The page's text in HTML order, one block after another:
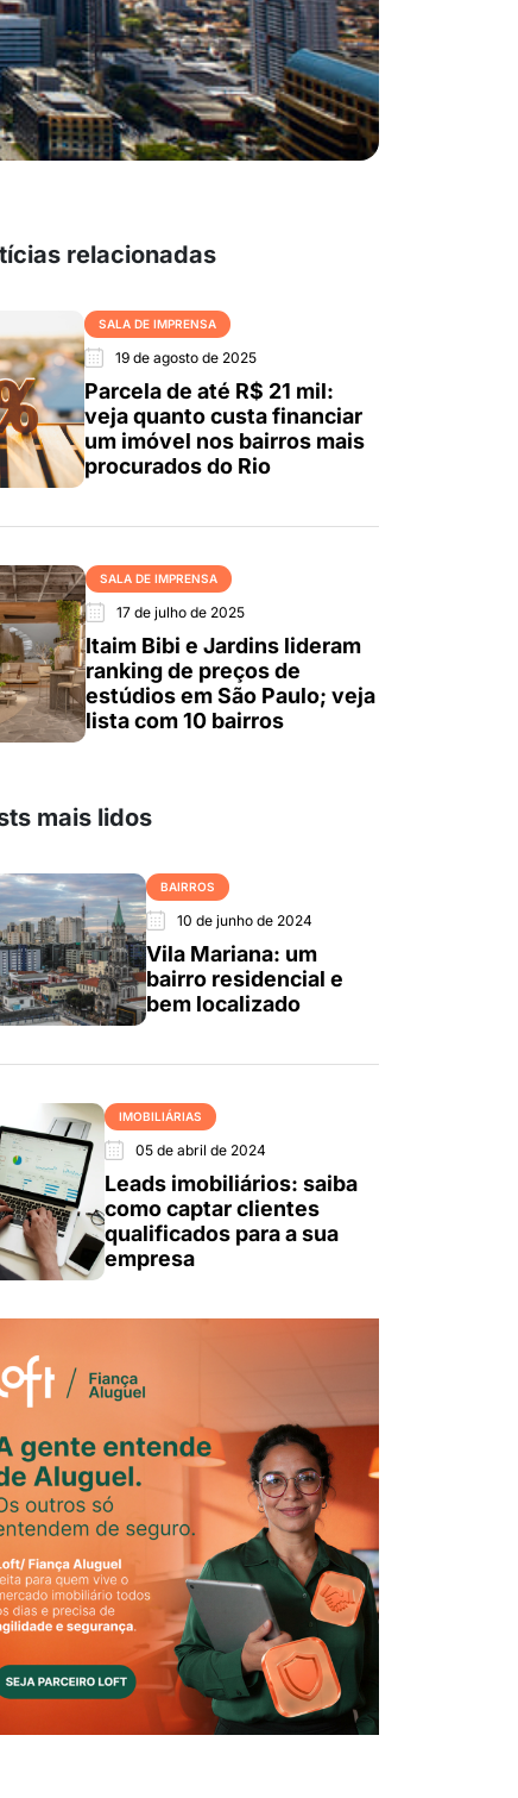
relacionadas
SALA DE IMPRENSA
19 de agosto de 2025
Parcela de até R$ 21 mil:
veja quanto custa financiar
um imóvel nos bairros mais
procurados do Rio
SALA DE IMPRENSA
17 de julho de 2025
Itaim Bibi e Jardins lideram
ranking de preços de
estúdios em São Paulo; veja
lista com 10 bairros
mais lidos
BAIRROS
10 de junho de 2024
Vila Mariana: um
bairro residencial e
bem localizado
IMOBILIÁRIAS
05 de abril de 2024
Leads imobiliários: saiba
como captar clientes
qualificados para a sua
empresa